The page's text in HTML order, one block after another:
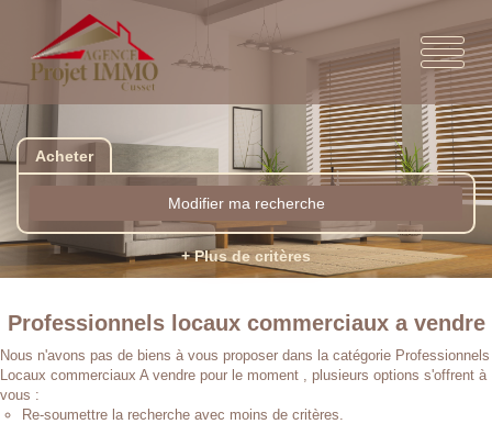
Acheter
Modifier ma recherche
+ Plus de critères
Professionnels locaux commerciaux a vendre
Nous n'avons pas de biens à vous proposer dans la catégorie Professionnels
Locaux commerciaux A vendre pour le moment , plusieurs options s'offrent à
vous :
Re-soumettre la recherche avec moins de critères.